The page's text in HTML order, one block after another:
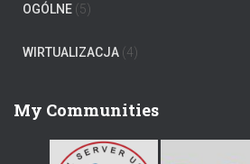
OGÓLNE (5)
WIRTUALIZACJA (4)
My Communities